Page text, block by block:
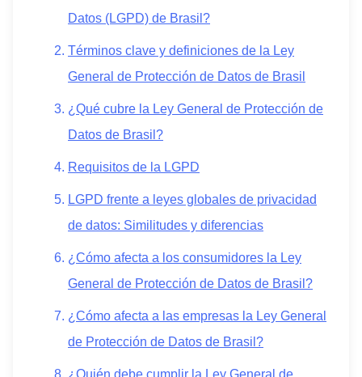
Datos (LGPD) de Brasil?
Términos clave y definiciones de la Ley
General de Protección de Datos de Brasil
¿Qué cubre la Ley General de Protección de
Datos de Brasil?
Requisitos de la LGPD
LGPD frente a leyes globales de privacidad
de datos: Similitudes y diferencias
¿Cómo afecta a los consumidores la Ley
General de Protección de Datos de Brasil?
¿Cómo afecta a las empresas la Ley General
de Protección de Datos de Brasil?
¿Quién debe cumplir la Ley General de